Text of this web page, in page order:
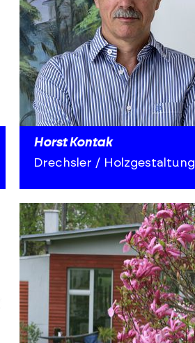
Horst Kontak
Drechsler / Holzgestaltung